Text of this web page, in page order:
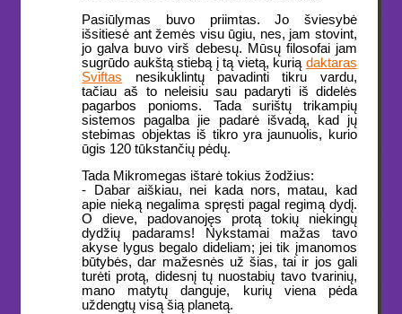
Pasiūlymas buvo priimtas. Jo šviesybė
išsitiesė ant žemės visu ūgiu, nes, jam stovint,
jo galva buvo virš debesų. Mūsų filosofai jam
sugrūdo aukštą stiebą į tą vietą, kurią daktaras
Sviftas nesikuklintų pavadinti tikru vardu,
tačiau aš to neleisiu sau padaryti iš didelės
pagarbos ponioms. Tada surištų trikampių
sistemos pagalba jie padarė išvadą, kad jų
stebimas objektas iš tikro yra jaunuolis, kurio
ūgis 120 tūkstančių pėdų.
Tada Mikromegas ištarė tokius žodžius:
- Dabar aiškiau, nei kada nors, matau, kad
apie nieką negalima spręsti pagal regimą dydį.
O dieve, padovanojęs protą tokių niekingų
dydžių padarams! Nykstamai mažas tavo
akyse lygus begalo dideliam; jei tik įmanomos
būtybės, dar mažesnės už šias, tai ir jos gali
turėti protą, didesnį tų nuostabių tavo tvarinių,
mano matytų danguje, kurių viena pėda
uždengtų visą šią planetą.